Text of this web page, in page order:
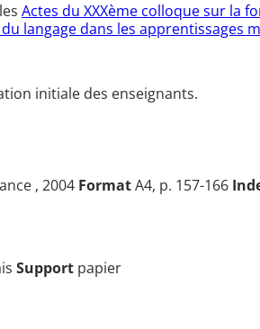
Actes du XXXème colloque sur la
du langage dans les apprentissages
initiale des enseignants.
, 2004 FormatA4, p. 157-166
Support papier